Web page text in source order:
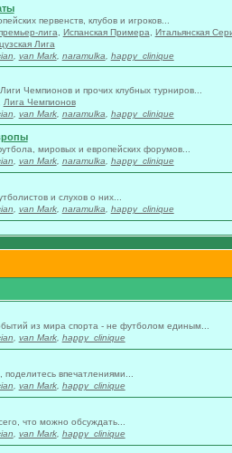
первенств, клубов и игроков...
лига Испанская Примера
Итальянская
Лига
van Mark, naramulka happy_clinique
Чемпионов и прочих клубных турниров...
Лига Чемпионов
van Mark, naramulka happy_clinique
мировых и европейских форумов...
van Mark, naramulka happy_clinique
и слухов о них...
van Mark, naramulka happy_clinique
из мира спорта - не футболом единым...
van Mark, happy_clinique
впечатлениями...
van Mark, happy_clinique
что можно обсуждать...
van Mark, happy_clinique